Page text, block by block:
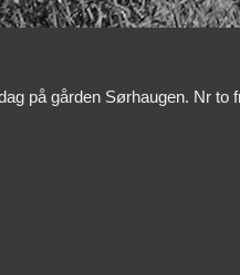
på gården Sørhaugen. Nr